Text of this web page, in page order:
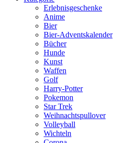
Erlebnisgeschenke
Anime
Bier
Bier-Adventskalender
Bücher
Hunde
Kunst
Waffen
Golf
Harry-Potter
Pokemon
Star Trek
Weihnachtspullover
Volleyball
Wichteln